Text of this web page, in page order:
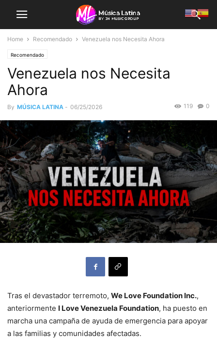
Home Recomendado Venezuela nos Necesita Ahora
Recomendado
Venezuela nos Necesita
Ahora
By MÚSICA LATINA - 06/25/2026 0
119
Tras el devastador terremoto, We Love Foundation Inc.,
anteriormente I Love Venezuela Foundation, ha puesto en
marcha una campaña de ayuda de emergencia para apoyar
a las familias y comunidades afectadas.